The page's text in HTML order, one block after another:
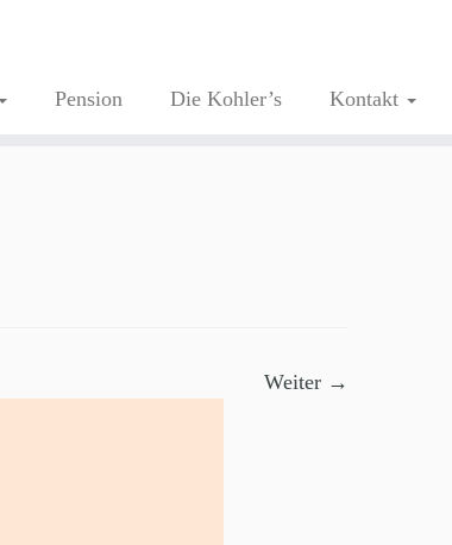
Pension Die Kohler’s Kontakt
Weiter →